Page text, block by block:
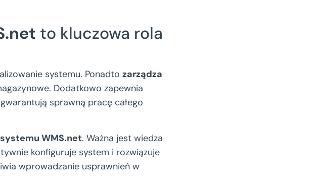
to kluczowa rola
systemu. Ponadto zarządza
Dodatkowo zapewnia
sprawną pracę całego
WMS.net. Ważna jest wiedza
konfiguruje system i rozwiązuje
wprowadzanie usprawnień w